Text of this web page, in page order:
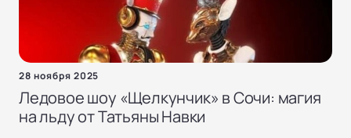
28 ноября 2025
Ледовое шоу «Щелкунчик» в Сочи: магия
на льду от Татьяны Навки